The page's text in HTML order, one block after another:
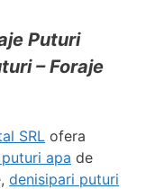
Puturi
– Foraje
SRL ofera
apa de
denisipari puturi